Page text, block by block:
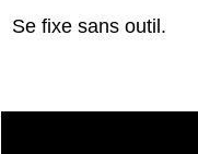
Se fixe sans outil.